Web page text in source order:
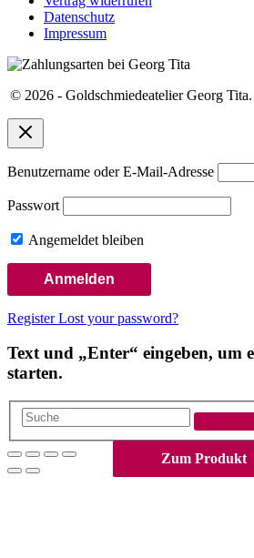
Zum Produkt
Zum Produkt
Zum Produkt
Zum Produkt
Datenschutz
Impressum
© 2026 - Goldschmiedeatelier Georg
Benutzername oder E-Mail-Adresse
Passwort
Angemeldet bleiben
Register Lost your password?
Text und „Enter“ eingeben, um
starten.
Suche
Nach
oben